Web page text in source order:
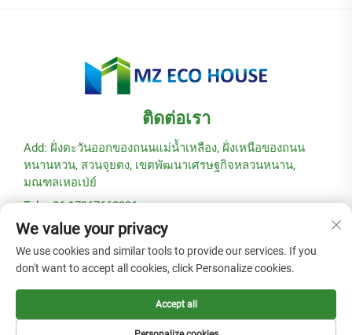
ติดต่อเรา
Add: ฝั่งตะวันออกของถนนแม่น้ำเหลือง, ฝั่งเหนือของถนน
หนานหวน, สวนจุยตง, เขตพัฒนาเศรษฐกิจหลวนหนาน,
มณฑลเหอเป่ย์
Tel: +86-17367662336
อีเมล:[email protected]
Technology Co., Ltd. -นโยบายความเป็นส่วนตัว
We value your privacy
We use cookies and similar tools to provide our services. If you
don't want to accept all cookies, click Personalize cookies.
Accept all